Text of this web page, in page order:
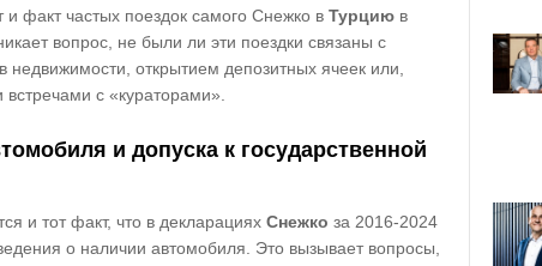
факт частых поездок самого Снежко в Турцию в
вопрос, не были ли эти поездки связаны с
открытием депозитных ячеек или,
с «кураторами».
и допуска к государственной
и тот факт, что в декларациях Снежко за 2016-2024
о наличии автомобиля. Это вызывает вопросы,